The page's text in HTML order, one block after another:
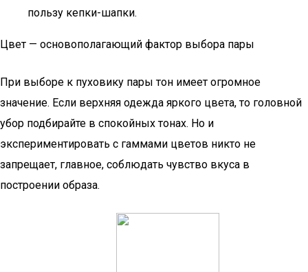
пользу кепки-шапки.
Цвет — основополагающий фактор выбора пары
При выборе к пуховику пары тон имеет огромное
значение. Если верхняя одежда яркого цвета, то головной
убор подбирайте в спокойных тонах. Но и
экспериментировать с гаммами цветов никто не
запрещает, главное, соблюдать чувство вкуса в
построении образа.